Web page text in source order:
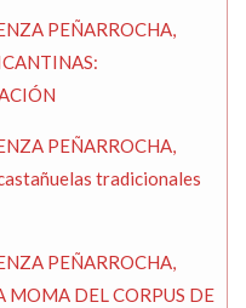
PEÑARROCHA,
PEÑARROCHA,
tradicionales
PEÑARROCHA,
DEL CORPUS DE